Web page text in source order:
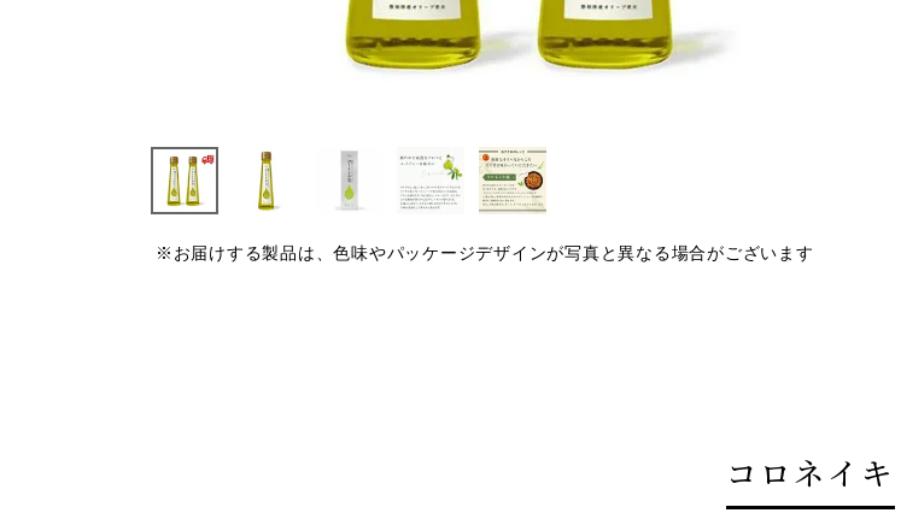
※お届けする製品は、色味やパッケージデザインが写真と異なる場合がございます
コロネイキ